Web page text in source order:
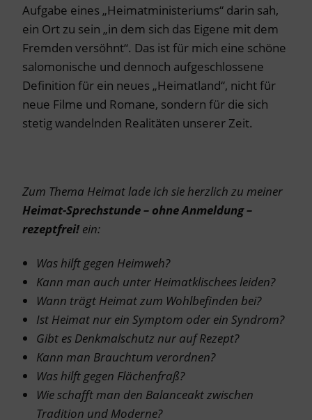
Aufgabe eines „Heimatministeriums“ darin sah,
ein Ort zu sein „in dem sich das Eigene mit dem
Fremden versöhnt“. Das ist für mich eine schöne
salomonische und dennoch aufgeschlossene
Definition für ein neues „Heimatland“, nicht für
neue Filme und Romane, sondern für die sich
stetig wandelnden Realitäten unserer Zeit.
Zum Thema Heimat lade ich sie herzlich zu meiner
Heimat-Sprechstunde – ohne Anmeldung –
rezeptfrei! ein:
Was hilft gegen Heimweh?
Kann man auch unter Heimatklischees leiden?
Wann trägt Heimat zum Wohlbefinden bei?
Ist Heimat nur ein Symptom oder ein Syndrom?
Gibt es Denkmalschutz nur auf Rezept?
Kann man Brauchtum verordnen?
Was hilft gegen Flächenfraß?
Wie schafft man den Balanceakt zwischen
Tradition und Moderne?